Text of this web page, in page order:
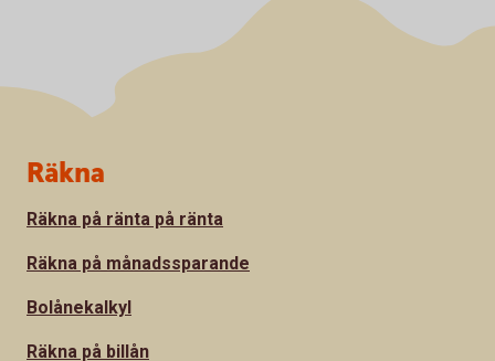
Sidfot
Räkna
Räkna på ränta på ränta
Räkna på månadssparande
Bolånekalkyl
Räkna på billån